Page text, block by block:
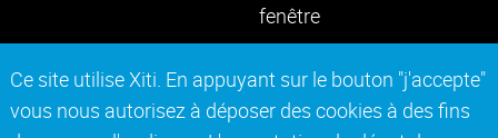
Ce site utilise Xiti. En appuyant sur le bouton "j'accepte"
vous nous autorisez à déposer des cookies à des fins
Contact
Mentions légales